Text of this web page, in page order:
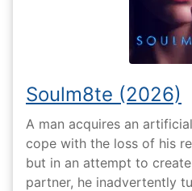
Soulm8te (2026)
A man acquires an
cope with the loss of his
but in an attempt to
partner, he inadvertently